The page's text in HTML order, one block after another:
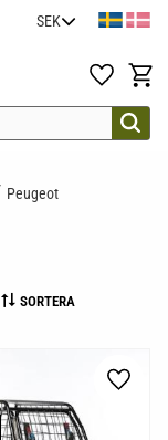
Favoriter
Peugeot
SORTERA
Lägg